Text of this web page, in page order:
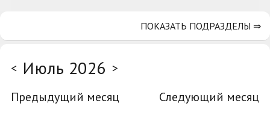
< Июль 2026 >
Предыдущий месяц
Следующий месяц
ПОКАЗАТЬ ПОДРАЗДЕЛЫ ⇒